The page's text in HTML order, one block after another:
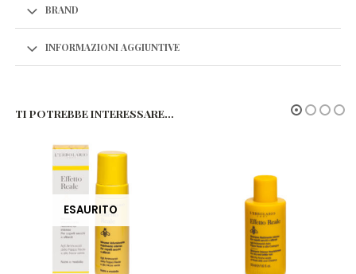
BRAND
INFORMAZIONI AGGIUNTIVE
TI POTREBBE INTERESSARE…
ESAURITO